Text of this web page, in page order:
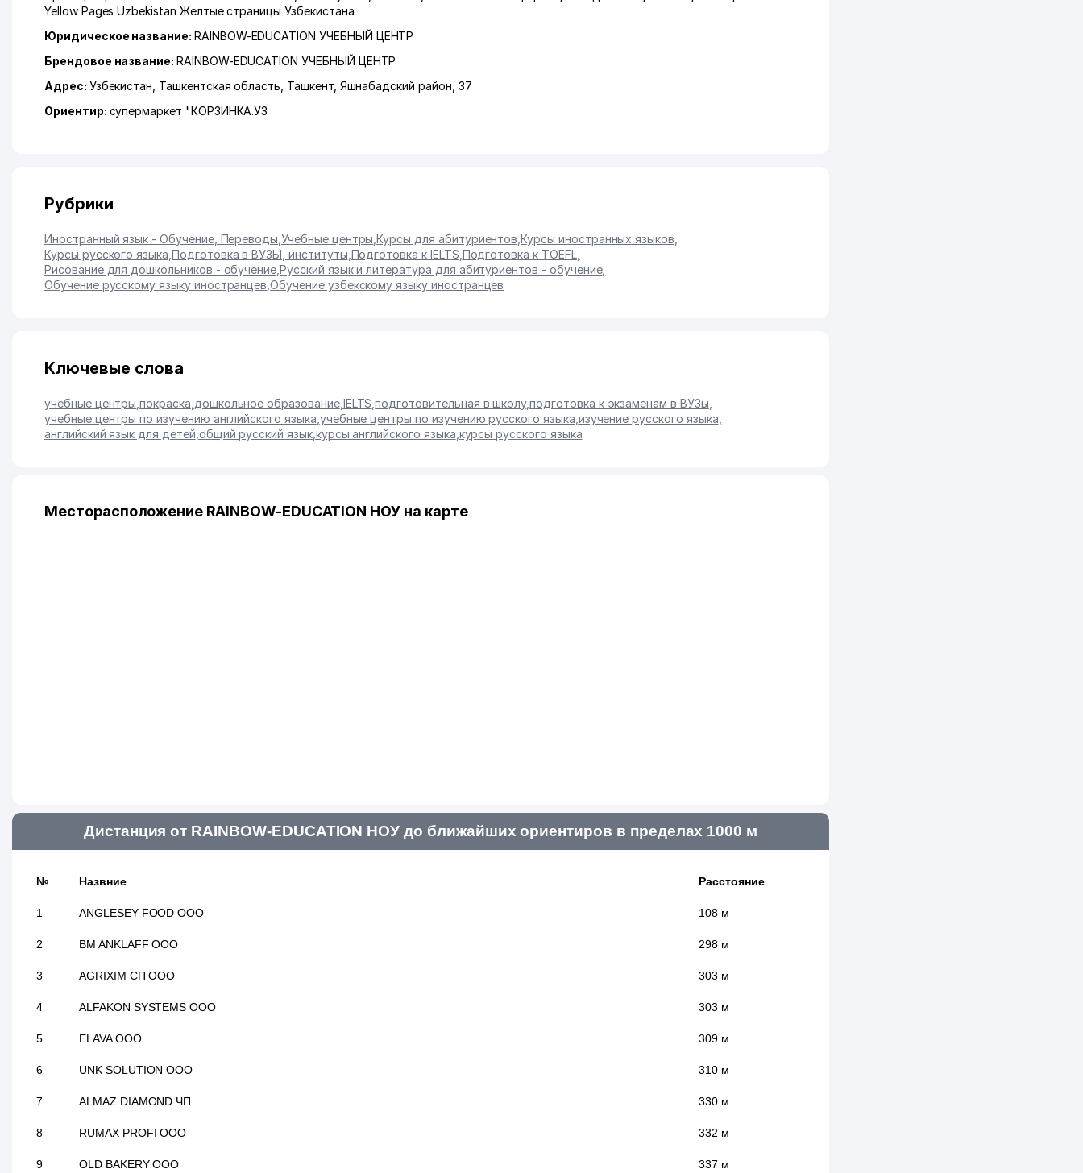
Yellow Pages Uzbekistan Желтые страницы Узбекистана.
Юридическое название: RAINBOW-EDUCATION УЧЕБНЫЙ ЦЕНТР
Брендовое название: RAINBOW-EDUCATION УЧЕБНЫЙ ЦЕНТР
Адрес: Узбекистан, Ташкентская область Ташкент, Яшнабадский район , 37
Ориентир: супермаркет "КОРЗИНКА.УЗ
Рубрики
Иностранный язык - Обучение, Переводы ,Учебные центры ,Курсы для абитуриентов ,Курсы иностранных языков
Курсы русского языка Подготовка в ВУЗЫ, институты Подготовка к IELTS Подготовка к TOEFL
Рисование для дошкольников - обучение ,Русский язык и литература для абитуриентов - обучение,
Обучение русскому языку иностранцев ,Обучение узбекскому языку иностранцев
Ключевые слова
учебные центры ,покраска дошкольное образование, IELTS ,подготовительная в школу,подготовка к экзаменам в ВУЗы
учебные центры по изучению английского языка учебные центры по изучению русского языка изучение русского языка
английский язык для детей общий русский язык, курсы английского языка курсы русского языка
Месторасположение RAINBOW-EDUCATION НОУ на карте
Дистанция от RAINBOW-EDUCATION НОУ до ближайших ориентиров в пределах 1000 м
№ Назвние Расстояние
1 ANGLESEY FOOD ООО 108 м
2 BM ANKLAFF ООО 298 м
3 AGRIXIM СП ООО 303 м
4 ALFAKON SYSTEMS ООО 303 м
5 ELAVA ООО 309 м
6 UNK SOLUTION ООО 310 м
7 ALMAZ DIAMOND ЧП 330 м
8 RUMAX PROFI ООО 332 м
9 OLD BAKERY ООО 337 м